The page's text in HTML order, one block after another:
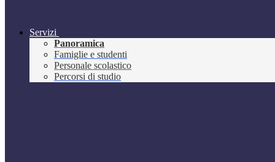
Servizi
Panoramica
Famiglie e studenti
Personale scolastico
Percorsi di studio